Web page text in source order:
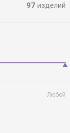
97 изделий
Любой